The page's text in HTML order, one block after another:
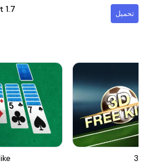
1.7 تحميل
3D